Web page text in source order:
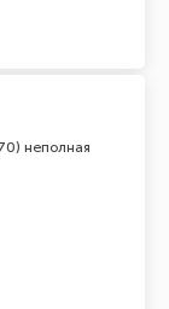
неполная